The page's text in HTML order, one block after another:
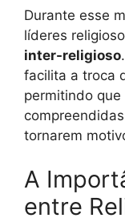
Durante esse
líderes
inter-religioso
facilita a troca
permitindo
tornarem
A
entre